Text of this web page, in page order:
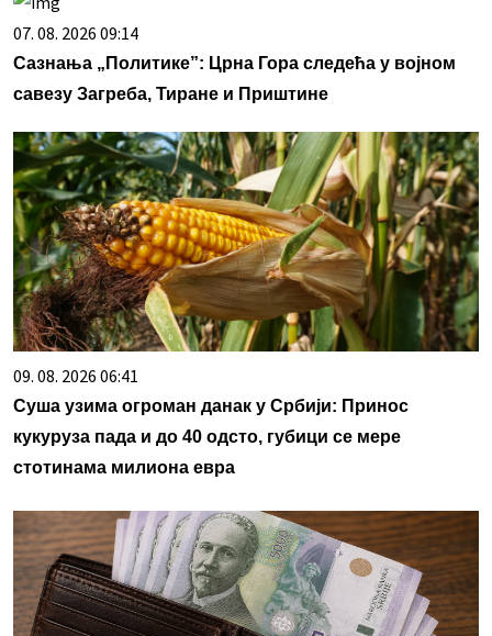
07. 08. 2026 09:14
Сазнања „Политике”: Црна Гора следећа у војном
савезу Загреба, Тиране и Приштине
09. 08. 2026 06:41
Суша узима огроман данак у Србији: Принос
кукуруза пада и до 40 одсто, губици се мере
стотинама милиона евра